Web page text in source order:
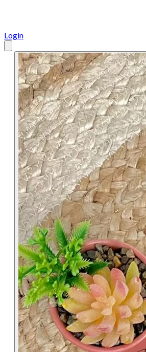
Login